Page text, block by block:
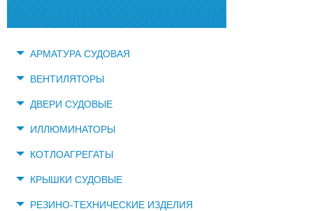
АРМАТУРА СУДОВАЯ
ВЕНТИЛЯТОРЫ
ДВЕРИ СУДОВЫЕ
ИЛЛЮМИНАТОРЫ
КОТЛОАГРЕГАТЫ
КРЫШКИ СУДОВЫЕ
РЕЗИНО-ТЕХНИЧЕСКИЕ ИЗДЕЛИЯ